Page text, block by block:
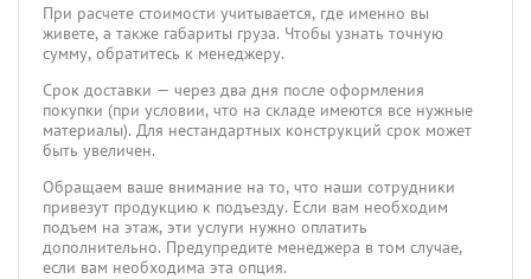
При расчете стоимости учитывается, где именно вы
живете, а также габариты груза. Чтобы узнать точную
сумму, обратитесь к менеджеру.
Срок доставки — через два дня после оформления
покупки (при условии, что на складе имеются все нужные
материалы). Для нестандартных конструкций срок может
быть увеличен.
Обращаем ваше внимание на то, что наши сотрудники
привезут продукцию к подъезду. Если вам необходим
подъем на этаж, эти услуги нужно оплатить
дополнительно. Предупредите менеджера в том случае,
если вам необходима эта опция.